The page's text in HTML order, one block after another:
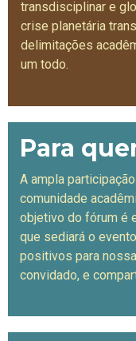
transdisciplinar e
crise planetária
delimitações
um todo.
Para
A ampla
comunidade
objetivo do fórum é
que sediará o
positivos para
convidado, e